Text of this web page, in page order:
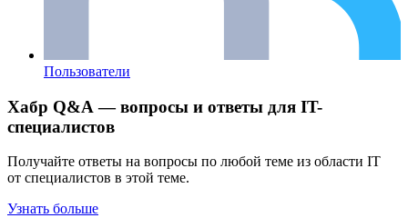
Пользователи
Хабр Q&A — вопросы и ответы для IT-
специалистов
Получайте ответы на вопросы по любой теме из области IT
от специалистов в этой теме.
Узнать больше